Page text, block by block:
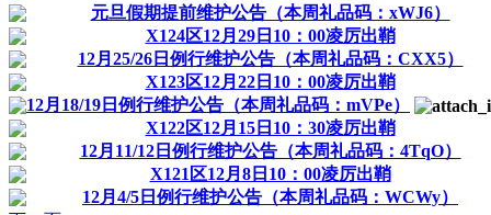
元旦假期提前维护公告（本周礼品码：xWJ6）
X124区12月29日10：00凌厉出鞘
12月25/26日例行维护公告（本周礼品码：CXX5）
X123区12月22日10：00凌厉出鞘
12月18/19日例行维护公告（本周礼品码：mVPe）
X122区12月15日10：30凌厉出鞘
12月11/12日例行维护公告（本周礼品码：4TqO）
X121区12月8日10：00凌厉出鞘
12月4/5日例行维护公告（本周礼品码：WCWy）